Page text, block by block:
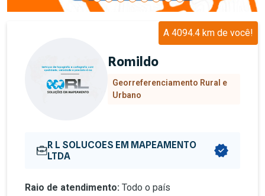
A 4094.4 km de você!
Romildo
Georreferenciamento Rural e
Urbano
R L SOLUCOES EM MAPEAMENTO
LTDA
Raio de atendimento: Todo o país